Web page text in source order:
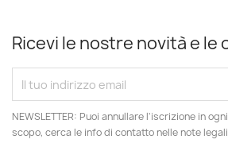
Ricevi le nostre novità e
NEWSLETTER: Puoi annullare l'iscrizione in
scopo, cerca le info di contatto nelle note